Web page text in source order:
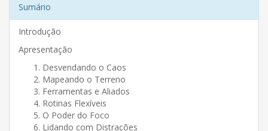
Sumário
Introdução
Apresentação
Desvendando o Caos
Mapeando o Terreno
Ferramentas e Aliados
Rotinas Flexíveis
O Poder do Foco
Lidando com Distrações